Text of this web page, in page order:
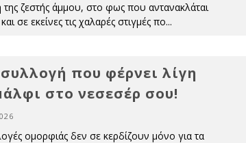
της ζεστής άμμου, στο φως που αντανακλάται
σε εκείνες τις χαλαρές στιγμές πο...
που φέρνει λίγη
στο νεσεσέρ σου!
ομορφιάς δεν σε κερδίζουν μόνο για τα